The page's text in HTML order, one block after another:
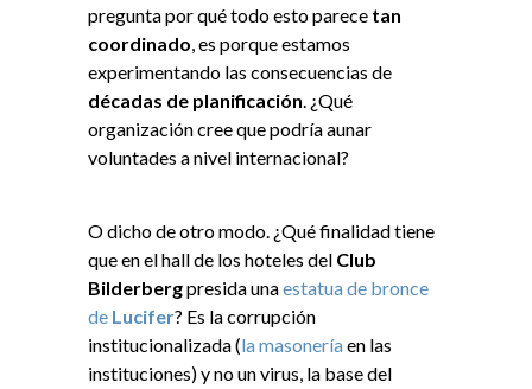
pregunta por qué todo esto parece tan
coordinado, es porque estamos
experimentando las consecuencias de
décadas de planificación. ¿Qué
organización cree que podría aunar
voluntades a nivel internacional?
O dicho de otro modo. ¿Qué finalidad tiene
que en el hall de los hoteles del Club
Bilderbergpresida unaestatua de bronce
de Lucifer? Es la corrupción
institucionalizada (la masoneríaen las
instituciones) y no un virus, la base del